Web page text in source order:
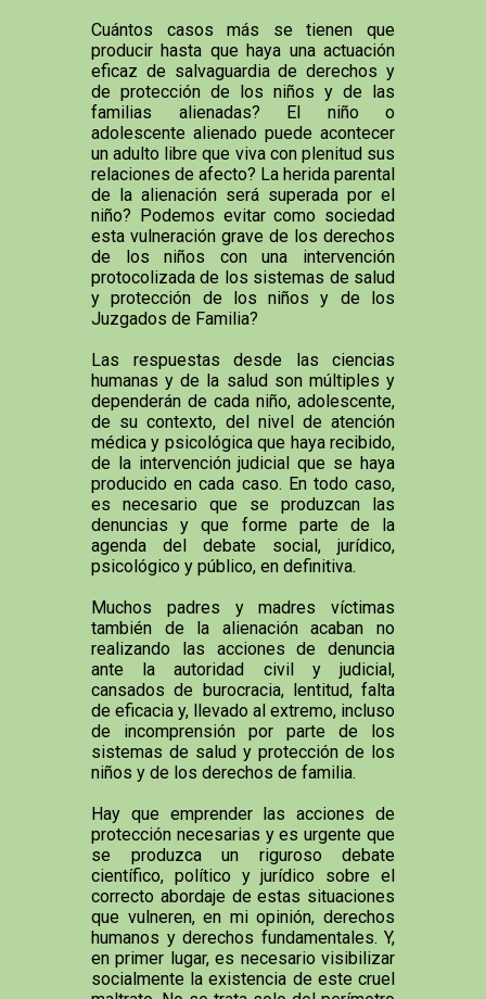
Cuántos casos más se tienen que
producir hasta que haya una actuación
eficaz de salvaguardia de derechos y
de protección de los niños y de las
familias alienadas? El niño o
adolescente alienado puede acontecer
un adulto libre que viva con plenitud sus
relaciones de afecto? La herida parental
de la alienación será superada por el
niño? Podemos evitar como sociedad
esta vulneración grave de los derechos
de los niños con una intervención
protocolizada de los sistemas de salud
y protección de los niños y de los
Juzgados de Familia?
Las respuestas desde las ciencias
humanas y de la salud son múltiples y
dependerán de cada niño, adolescente,
de su contexto, del nivel de atención
médica y psicológica que haya recibido,
de la intervención judicial que se haya
producido en cada caso. En todo caso,
es necesario que se produzcan las
denuncias y que forme parte de la
agenda del debate social, jurídico,
psicológico y público, en definitiva.
Muchos padres y madres víctimas
también de la alienación acaban no
realizando las acciones de denuncia
ante la autoridad civil y judicial,
cansados de burocracia, lentitud, falta
de eficacia y, llevado al extremo, incluso
de incomprensión por parte de los
sistemas de salud y protección de los
niños y de los derechos de familia.
Hay que emprender las acciones de
protección necesarias y es urgente que
se produzca un riguroso debate
científico, político y jurídico sobre el
correcto abordaje de estas situaciones
que vulneren, en mi opinión, derechos
humanos y derechos fundamentales. Y,
en primer lugar, es necesario visibilizar
socialmente la existencia de este cruel